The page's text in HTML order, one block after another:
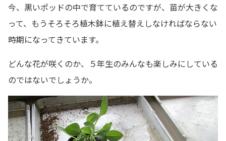
今、黒いポッドの中で育てているのですが、苗が大きくな
って、もうそろそろ植木鉢に植え替えしなければならない
時期になってきています。
どんな花が咲くのか、５年生のみんなも楽しみにしている
のではないでしょうか。